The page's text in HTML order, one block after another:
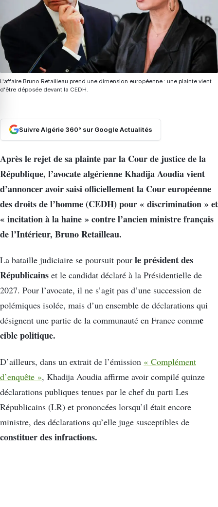
L'affaire Bruno Retailleau prend une dimension européenne : une plainte vient
d'être déposée devant la CEDH.
Suivre Algérie 360° sur Google Actualités
Après le rejet de sa plainte par la Cour de justice de la
République, l’avocate algérienne Khadija Aoudia vient
d’annoncer avoir saisi officiellement la Cour européenne
des droits de l’homme (CEDH) pour « discrimination » et
« incitation à la haine » contre l’ancien ministre français
de l’Intérieur, Bruno Retailleau.
La bataille judiciaire se poursuit pour le président des
Républicains et le candidat déclaré à la Présidentielle de
2027. Pour l’avocate, il ne s’agit pas d’une succession de
polémiques isolée, mais d’un ensemble de déclarations qui
désignent une partie de la communauté en France comme
cible politique.
D’ailleurs, dans un extrait de l’émission « Complément
d’enquête », Khadija Aoudia affirme avoir compilé quinze
déclarations publiques tenues par le chef du parti Les
Républicains (LR) et prononcées lorsqu’il était encore
ministre, des déclarations qu’elle juge susceptibles de
constituer des infractions.